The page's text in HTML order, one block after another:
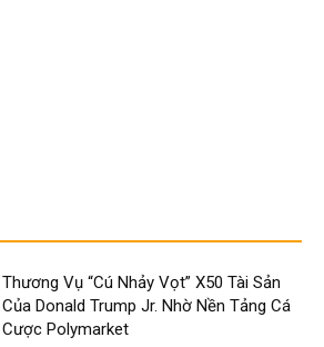
Thương Vụ “Cú Nhảy Vọt” X50 Tài Sản
Của Donald Trump Jr. Nhờ Nền Tảng Cá
Cược Polymarket